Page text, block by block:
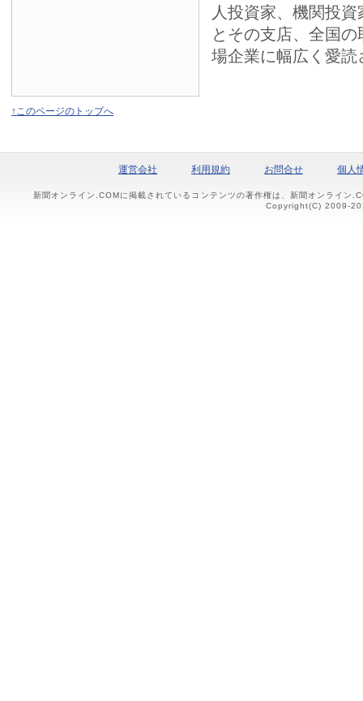
人投資家、機関投
とその支店、全国
場企業に幅広く愛読
↑このページのトップへ
運営会社 利用規約 お問合せ 個人
新聞オンライン.COMに掲載されているコンテンツの著作権は、新聞オンライン
Copyright(C) 2009-